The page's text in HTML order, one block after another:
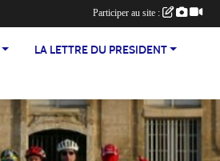
LA LETTRE DU PRESIDENT
Participer au site :